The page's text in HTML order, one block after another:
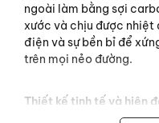
ngoài làm bằng sợi
xước và chịu được nhiệt
điện và sự bền bỉ để
trên mọi nẻo đường.
Thiết kế tinh tế và hiện